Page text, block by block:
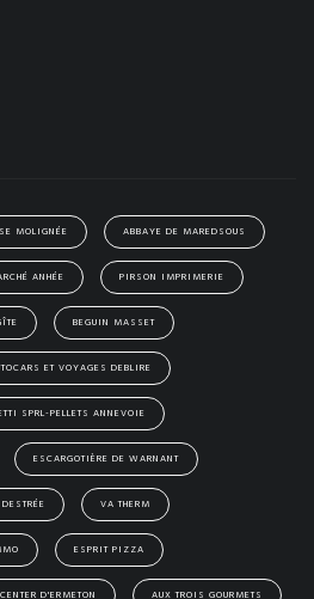
MOLIGNÉE ABBAYE DE MAREDSOUS
ANHÉE PIRSON IMPRIMERIE
BEGUIN MASSET
ET VOYAGES DEBLIRE
SPRL-PELLETS ANNEVOIE
ESCARGOTIÈRE DE WARNANT
VA THERM
ESPRIT PIZZA
D'ERMETON AUX TROIS GOURMETS